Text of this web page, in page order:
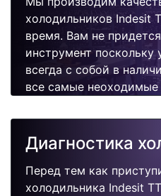
холодильников Indesit
время. Вам не
инструмент
всегда с собой в
все самые неоходимые
качественно и
Диагностика
Перед тем как
холодильника Indesit